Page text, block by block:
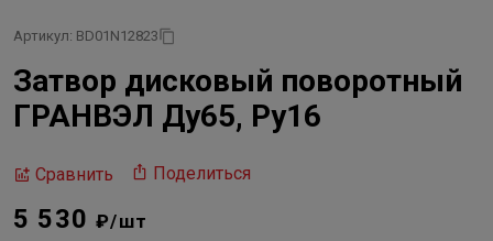
Артикул: BD01N12823
Затвор дисковый поворотный
ГРАНВЭЛ Ду65, Ру16
Сравнить Поделиться
5 530₽/шт